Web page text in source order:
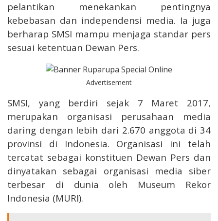
pelantikan menekankan pentingnya
kebebasan dan independensi media. Ia juga
berharap SMSI mampu menjaga standar pers
sesuai ketentuan Dewan Pers.
Advertisement
SMSI, yang berdiri sejak 7 Maret 2017,
merupakan organisasi perusahaan media
daring dengan lebih dari 2.670 anggota di 34
provinsi di Indonesia. Organisasi ini telah
tercatat sebagai konstituen Dewan Pers dan
dinyatakan sebagai organisasi media siber
terbesar di dunia oleh Museum Rekor
Indonesia (MURI).